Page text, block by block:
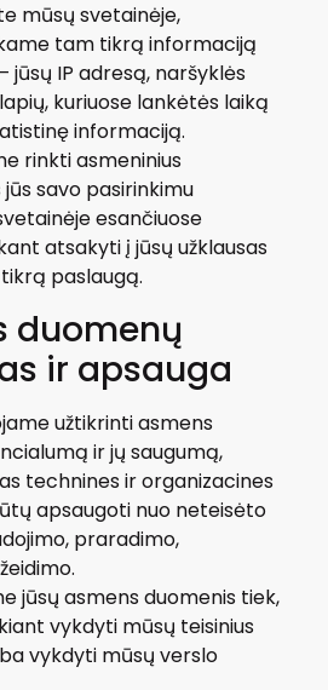
mūsų svetainėje,
tam tikrą informaciją
jūsų IP adresą, naršyklės
kuriuose lankėtės laiką
informaciją.
rinkti asmeninius
savo pasirinkimu
esančiuose
atsakyti į jūsų užklausas
paslaugą.
duomenų
ir apsauga
užtikrinti asmens
ir jų saugumą,
technines ir organizacines
apsaugoti nuo neteisėto
praradimo,
jūsų asmens duomenis tiek,
vykdyti mūsų teisinius
vykdyti mūsų verslo